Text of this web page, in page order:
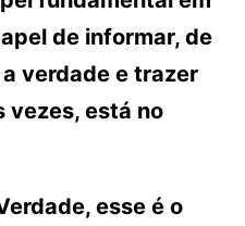
de informar, de
verdade e trazer
vezes, está no
esse é o